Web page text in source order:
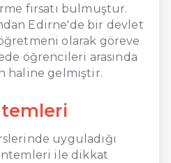
fırsatı bulmuştur.
Edirne'de bir devlet
olarak göreve
öğrencileri arasında
haline gelmiştir.
uyguladığı
ile dikkat